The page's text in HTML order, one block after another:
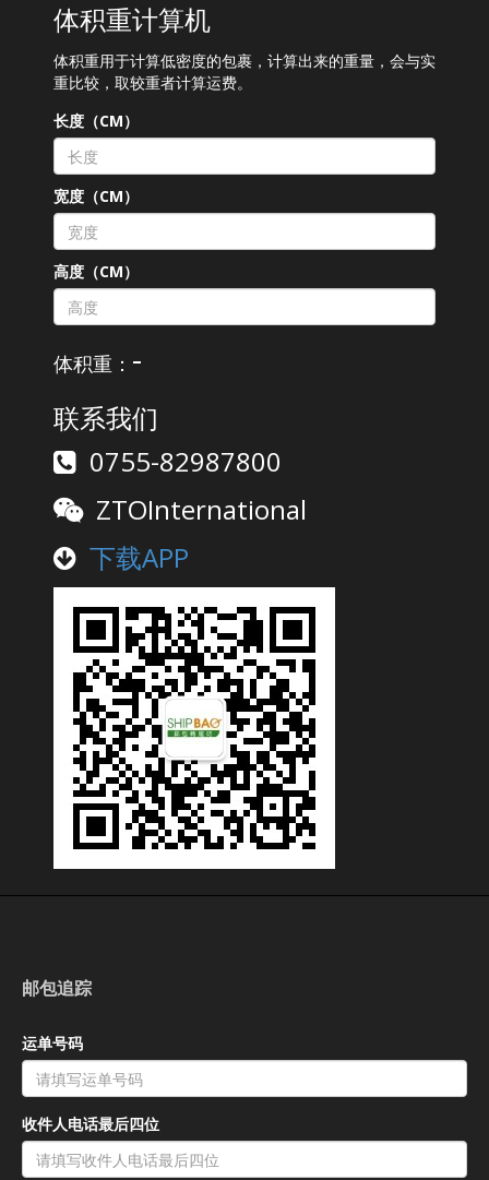
体积重计算机
体积重用于计算低密度的包裹，计算出来的重量，会与实
重比较，取较重者计算运费。
长度（CM）
宽度（CM）
高度（CM）
体积重： -
联系我们
0755-82987800
ZTOInternational
下载APP
邮包追踪
运单号码
收件人电话最后四位